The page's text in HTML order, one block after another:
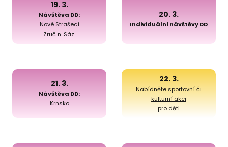
19. 3.
Návštěva DD:
Nové Strašecí
Zruč n. Sáz.
20. 3.
Individuální návštěvy DD
21. 3.
Návštěva DD:
Krnsko
22. 3.
Nabídněte sportovní či
kulturní akci
pro děti